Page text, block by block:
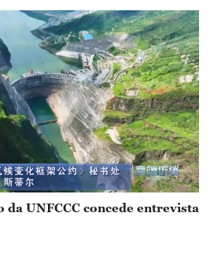
UNFCCC concede entrevista